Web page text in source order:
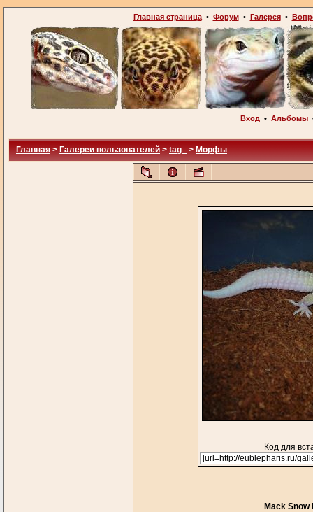
Главная страница• Форум• Галерея•
Вход • Альбомы
Главная > Галереи пользователей > tag_ > Морфы
Код для
Mack